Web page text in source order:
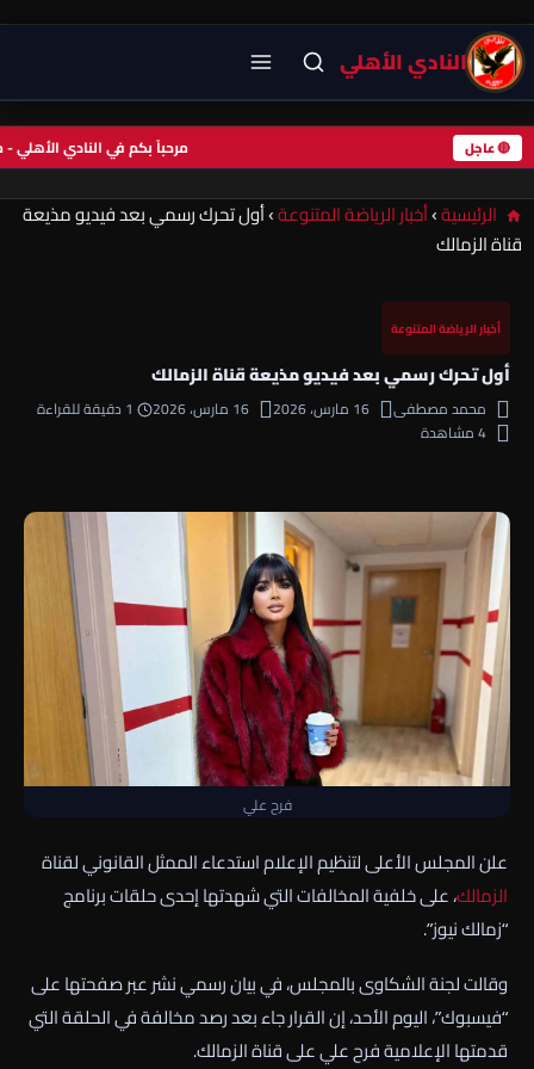
النادي الأهلي
🔴 عاجل مرحباً بكم في النادي
الرئيسية›أخبار الرياضة المتنوعة›أول تحرك رسمي بعد فيديو مذيعة
قناة الزمالك
أخبار الرياضة المتنوعة
أول تحرك رسمي بعد فيديو مذيعة قناة الزمالك
محمد مصطفى 16 مارس، 2026 16 مارس، 2026
1 دقيقة للقراءة
4 مشاهدة
فرح علي
علن المجلس الأعلى لتنظيم الإعلام استدعاء الممثل القانوني لقناة
الزمالك، على خلفية المخالفات التي شهدتها إحدى حلقات برنامج
“زمالك نيوز”.
وقالت لجنة الشكاوى بالمجلس، في بيان رسمي نشر عبر صفحتها على
“فيسبوك”، اليوم الأحد، إن القرار جاء بعد رصد مخالفة في الحلقة التي
قدمتها الإعلامية فرح علي على قناة الزمالك.